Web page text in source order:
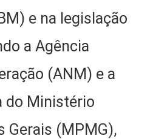
e na legislação
a Agência
(ANM) e a
do Ministério
Gerais (MPMG),